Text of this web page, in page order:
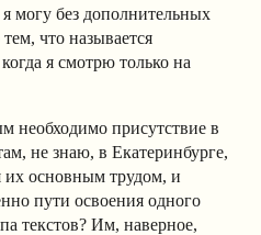
могу без дополнительных
что называется
я смотрю только на
необходимо присутствие в
не знаю, в Екатеринбурге,
их основным трудом, и
пути освоения одного
текстов? Им, наверное,